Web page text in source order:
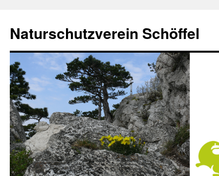
Naturschutzverein Schöffel